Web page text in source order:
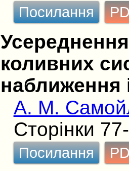
Посилання
коливних
наближення
А. М.
Сторінки
Посилання